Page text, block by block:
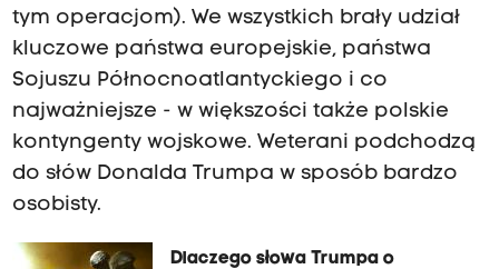
tym operacjom). We wszystkich brały udział
kluczowe państwa europejskie, państwa
Sojuszu Północnoatlantyckiego i co
najważniejsze - w większości także polskie
kontyngenty wojskowe. Weterani podchodzą
do słów Donalda Trumpa w sposób bardzo
osobisty.
Dlaczego słowa Trumpa o